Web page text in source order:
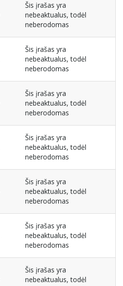
Šis įrašas yra
nebeaktualus, todėl
neberodomas
Šis įrašas yra
nebeaktualus, todėl
neberodomas
Šis įrašas yra
nebeaktualus, todėl
neberodomas
Šis įrašas yra
nebeaktualus, todėl
neberodomas
Šis įrašas yra
nebeaktualus, todėl
neberodomas
Šis įrašas yra
nebeaktualus, todėl
neberodomas
Šis įrašas yra
nebeaktualus, todėl